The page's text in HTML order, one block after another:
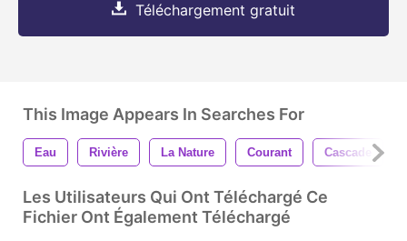
Téléchargement gratuit
This Image Appears In Searches For
Eau Rivière La Nature Courant Cascade
Les Utilisateurs Qui Ont Téléchargé Ce
Fichier Ont Également Téléchargé